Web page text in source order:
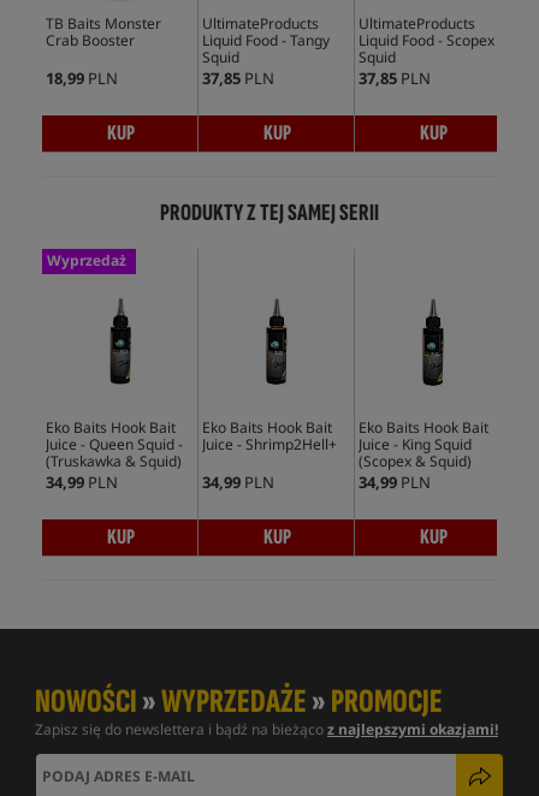
TB Baits Monster
Crab Booster
18,99 PLN
KUP
UltimateProducts
Liquid Food - Tangy
Squid
37,85 PLN
KUP
UltimateProducts
Liquid Food - Scopex
Squid
37,85 PLN
KUP
PRODUKTY Z TEJ SAMEJ SERII
Wyprzedaż
Eko Baits Hook Bait
Juice - Queen Squid -
(Truskawka & Squid)
34,99 PLN
KUP
Eko Baits Hook Bait
Juice - Shrimp2Hell+
34,99 PLN
KUP
Eko Baits Hook Bait
Juice - King Squid
(Scopex & Squid)
34,99 PLN
KUP
NOWOŚCI»WYPRZEDAŻE»PROMOCJE
Zapisz się do newslettera i bądź na bieżącoz najlepszymi okazjami!